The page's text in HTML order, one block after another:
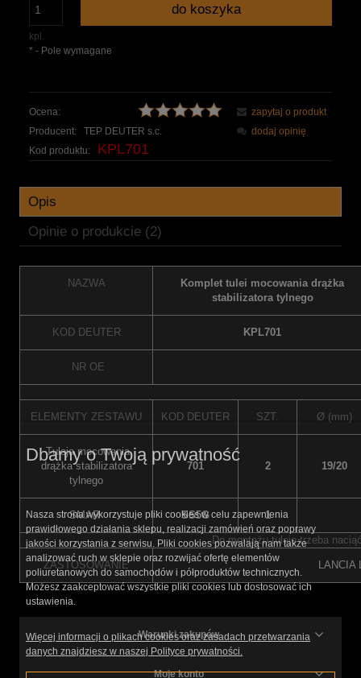
kpl.
do koszyka
* - Pole wymagane
Ocena:
Producent:
TEP DEUTER s.c.
Kod produktu:
KPL701
zapytaj o produkt
dodaj opinię
Opis
Opinie o produkcie (2)
NAZWA
Komplet tulei mocowania drążka
stabilizatora tylnego
KOD DEUTER KPL701
NR OE
ELEMENTY ZESTAWU KOD DEUTER SZT. Ø (mm)
Tuleja mocowania
drążka stabilizatora
tylnego
701 2 19/20
SMAR SS5G 1
Do montażu tuleje trzeba
ZASTOSOWANIE LANCIA
Warunki zakupów
Moje konto
Dbamy o Twoją prywatność
Nasza strona wykorzystuje pliki cookies w celu zapewnienia
prawidłowego działania sklepu, realizacji zamówień oraz poprawy
jakości korzystania z serwisu. Pliki cookies pozwalają nam także
analizować ruch w sklepie oraz rozwijać ofertę elementów
poliuretanowych do samochodów i półproduktów technicznych.
Możesz zaakceptować wszystkie pliki cookies lub dostosować ich
ustawienia.
Więcej informacji o plikach cookies oraz zasadach przetwarzania
danych znajdziesz w naszej Polityce prywatności.